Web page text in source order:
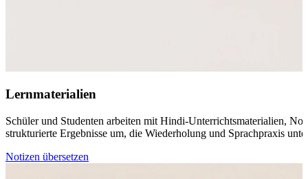
Lernmaterialien
Schüler und Studenten arbeiten mit Hindi-Unterrichtsmaterialien,
strukturierte Ergebnisse um, die Wiederholung und Sprachpraxis
Notizen übersetzen